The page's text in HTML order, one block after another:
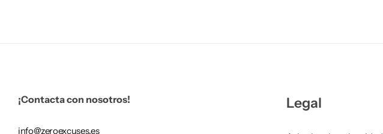
¡Contacta con nosotros!
info@zeroexcuses.es
Legal